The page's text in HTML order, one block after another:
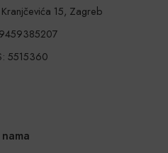
15, Zagreb
5515360